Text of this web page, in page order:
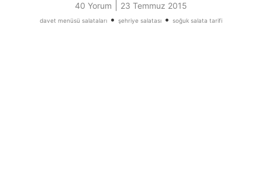
40 Yorum 23 Temmuz 2015
davet menüsü salataları • şehriye salatası • soğuk salata tarifi